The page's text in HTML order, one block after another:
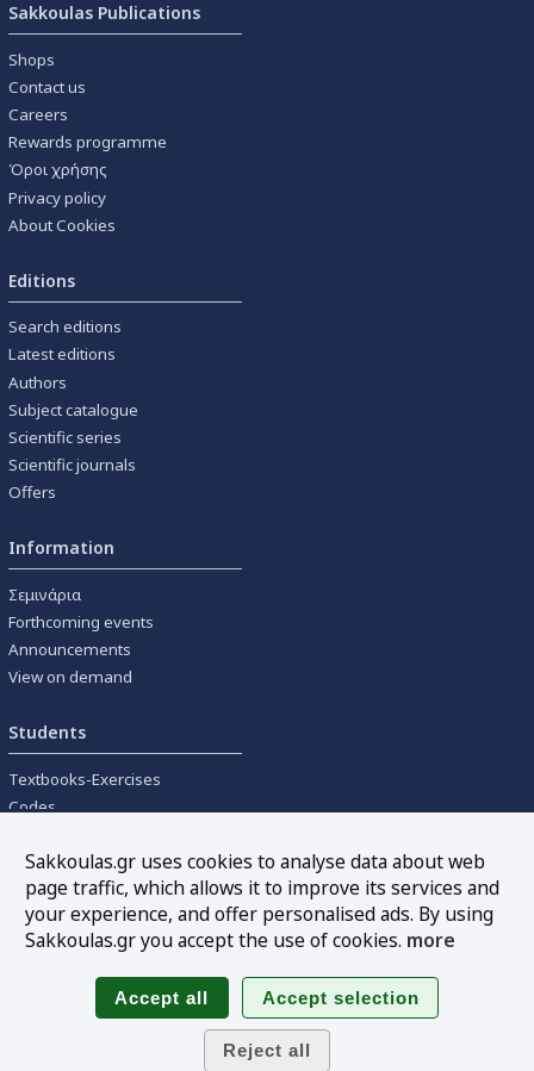
Sakkoulas Publications
Shops
Contact us
Careers
Rewards programme
Όροι χρήσης
Privacy policy
About Cookies
Editions
Search editions
Latest editions
Authors
Subject catalogue
Scientific series
Scientific journals
Offers
Information
Σεμινάρια
Forthcoming events
Announcements
View on demand
Students
Textbooks-Exercises
Codes
Tools
Online interest calculation
Follow us
Sakkoulas.gr uses cookies to analyse data about web
page traffic, which allows it to improve its services and
your experience, and offer personalised ads. By using
Sakkoulas.gr you accept the use of cookies. more